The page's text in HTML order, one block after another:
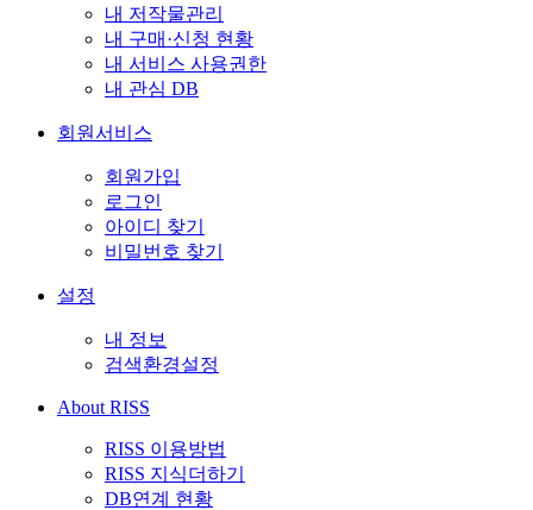
내 저작물관리
내 구매·신청 현황
내 서비스 사용권한
내 관심 DB
회원서비스
회원가입
로그인
아이디 찾기
비밀번호 찾기
설정
내 정보
검색환경설정
About RISS
RISS 이용방법
RISS 지식더하기
DB연계 현황